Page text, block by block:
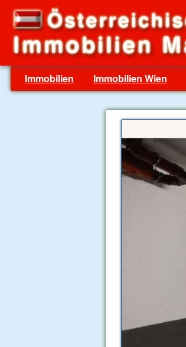
Immobilien Immobilien Wien